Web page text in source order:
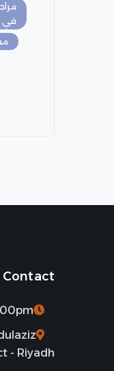
في
Contact
- Riyadh